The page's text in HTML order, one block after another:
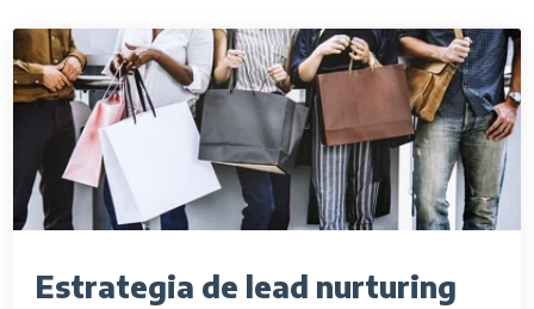
Estrategia de lead nurturing